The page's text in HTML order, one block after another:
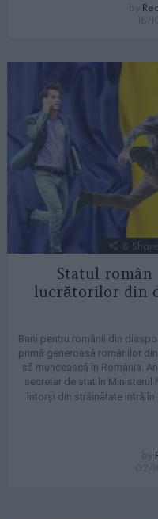
by
18/
8
Statul român
lucrătorilor din
Bani pentru românii din
primă generoasă românilor
să muncească în România.
secretar de stat în Ministerul
întorși din străinătate intră în
by
02/